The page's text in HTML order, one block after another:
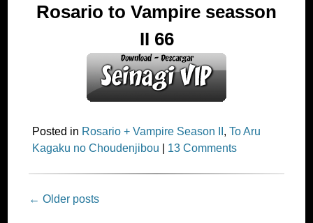
Rosario to Vampire seasson
II 66
Posted in Rosario + Vampire Season II ,To Aru
Kagaku no Choudenjibou
13 Comments
Post
← Older posts